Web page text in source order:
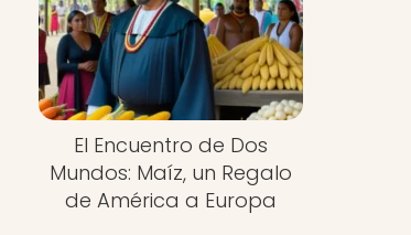
El Encuentro de Dos
Mundos: Maíz, un Regalo
de América a Europa